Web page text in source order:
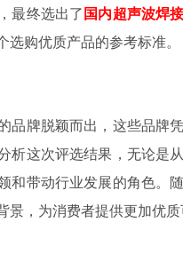
最终选出了国内超声波焊
购优质产品的参考标准。
品牌脱颖而出，这些品牌
析这次评选结果，无论是
和带动行业发展的角色。
，为消费者提供更加优